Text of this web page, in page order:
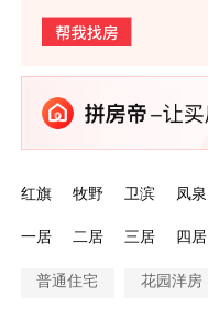
红旗 牧野 卫滨 凤泉
一居
二居 三居 四居
普通住宅 花园洋房